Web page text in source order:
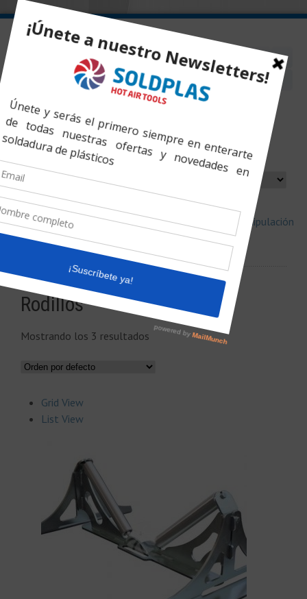
Inicio»Soldadura de Tuberías»Accesorios
Manipulación
de Tubería»Rodillos
Rodillos
Mostrando los 3 resultados
Grid View
List View